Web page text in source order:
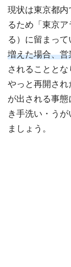
現状は東京都
るため「東京
る）に留まって
増えた場合、
されることと
やっと再開さ
が出される事
き手洗い・う
ましょう。